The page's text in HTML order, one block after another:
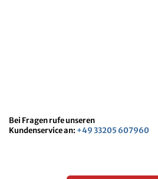
Bei Fragen rufe unseren
Kundenservice an: +49 33205 607960